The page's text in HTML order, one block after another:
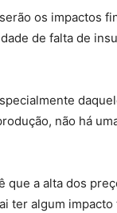
os impactos
de falta de
não há
que a alta dos
ter algum impacto